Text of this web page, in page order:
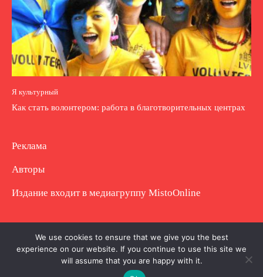
Я культурный
Как стать волонтером: работа в благотворительных центрах
Реклама
Авторы
Издание входит в медиагруппу MistoOnline
Copyright © Полное использование материала
запрещено. Частично разрешено с гиперссылкой.
We use cookies to ensure that we give you the best
experience on our website. If you continue to use this site we
will assume that you are happy with it.